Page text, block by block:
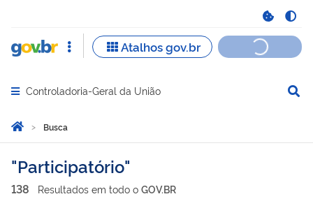
Abrir menu principal de navegação
Controladoria-Geral da União
Você está aqui:
Página Inicial
Busca
Busca
Participatório
138 Resultados em todo o GOV.BR